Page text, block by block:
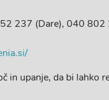
237 (Dare), 040 802
in upanje, da bi lahko